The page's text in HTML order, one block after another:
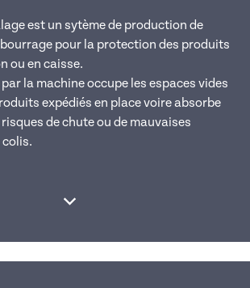
est un sytème de production de
pour la protection des produits
ou en caisse.
la machine occupe les espaces vides
expédiés en place voire absorbe
de chute ou de mauvaises
Afficher la suite